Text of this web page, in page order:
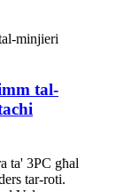
tal-
ta' 3PC għal
tar-roti.